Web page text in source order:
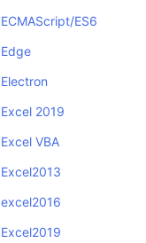
ECMAScript/ES6
Edge
Electron
Excel 2019
Excel VBA
Excel2013
excel2016
Excel2019